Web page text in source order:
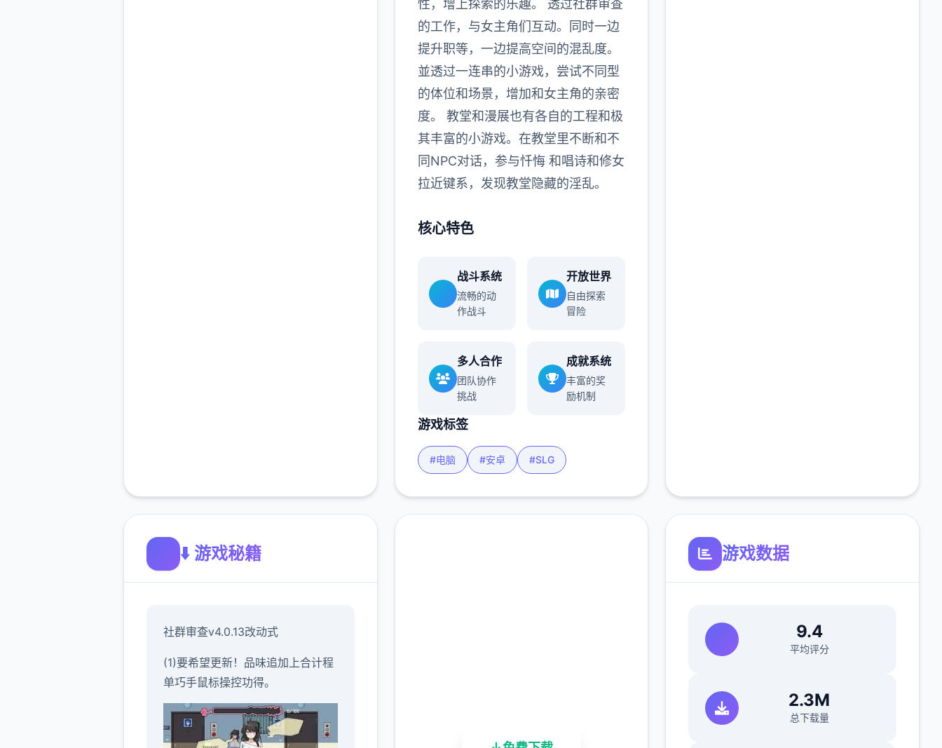
性，增上探索的乐趣。 透过社群审查
的工作，与女主角们互动。同时一边
提升职等，一边提高空间的混乱度。
並透过一连串的小游戏，尝试不同型
的体位和场景，增加和女主角的亲密
度。 教堂和漫展也有各自的工程和极
其丰富的小游戏。在教堂里不断和不
同NPC对话，参与忏悔 和唱诗和修女
拉近键系，发现教堂隐藏的淫乱。
核心特色
战斗系统
流畅的动
作战斗
开放世界
自由探索
冒险
多人合作
团队协作
挑战
成就系统
丰富的奖
励机制
游戏标签
#电脑 #安卓 #SLG
⬇️ 游戏秘籍
社群审查v4.0.13改动式
(1)要希望更新！品味追加上合计程
单巧手鼠标操控功得。
游戏数据
9.4
平均评分
2.3M
总下载量